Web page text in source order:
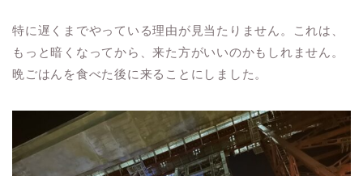
特に遅くまでやっている理由が見当たりません。これは、
もっと暗くなってから、来た方がいいのかもしれません。
晩ごはんを食べた後に来ることにしました。